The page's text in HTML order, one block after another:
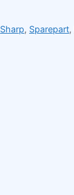
Sharp, Sparepart,